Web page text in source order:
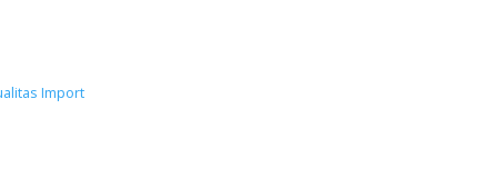
Import